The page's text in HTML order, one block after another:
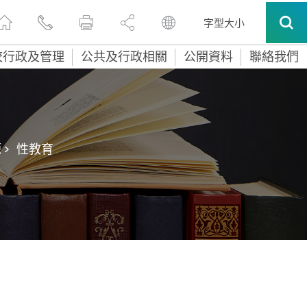
字型大小
政及管理 公共及行政相關 公開資料 聯絡我們
性教育